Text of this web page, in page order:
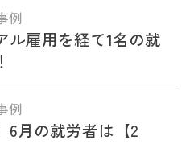
例
ル雇用を経て1名の就
例
6月の就労者は【2